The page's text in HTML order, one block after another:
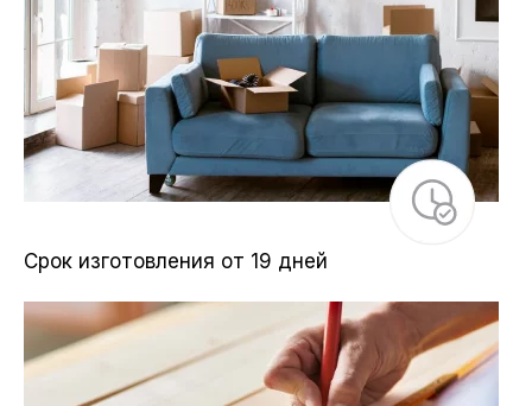
Срок изготовления от 19 дней